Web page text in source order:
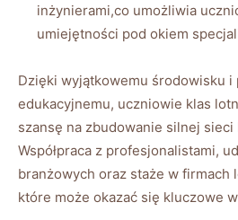
inżynierami,co umożliwia
umiejętności pod okiem
Dzięki wyjątkowemu środowisku i
edukacyjnemu, uczniowie klas
szansę na zbudowanie silnej
Współpraca z profesjonalistami,
branżowych oraz staże w firmach
które może okazać się kluczowe